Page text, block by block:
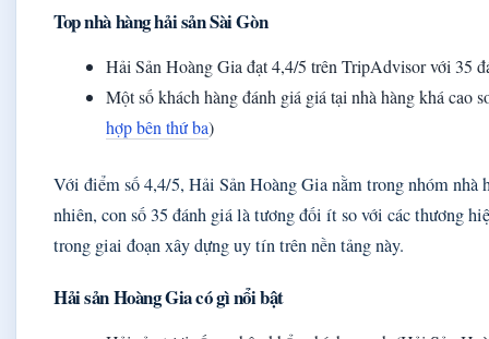
Top nhà hàng hải sản Sài Gòn
Hải Sản Hoàng Gia đạt 4,4/5 trên TripAdvisor với 35
Một số khách hàng đánh giá giá tại nhà hàng khá cao
hợp bên thứ ba)
Với điểm số 4,4/5, Hải Sản Hoàng Gia nằm trong nhóm nhà
nhiên, con số 35 đánh giá là tương đối ít so với các thương
trong giai đoạn xây dựng uy tín trên nền tảng này.
Hải sản Hoàng Gia có gì nổi bật